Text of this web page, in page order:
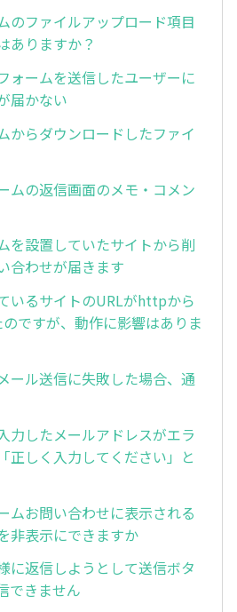
のファイルアップロード項目
ありますか？
ォームを送信したユーザーに
届かない
からダウンロードしたファイ
ムの返信画面のメモ・コメン
を設置していたサイトから削
合わせが届きます
いるサイトのURLがhttpから
ですが、動作に影響はありま
ール送信に失敗した場合、通
力したメールアドレスがエラ
正しく入力してください」と
ムお問い合わせに表示される
非表示にできますか
に返信しようとして送信ボタ
できません